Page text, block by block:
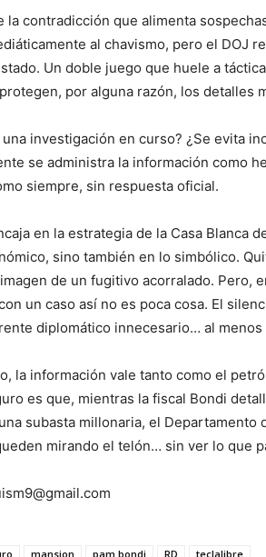
la contradicción que alimenta
al chavismo, pero el DOJ
Un doble juego que huele a
por alguna razón, los detalles
investigación en curso? ¿Se evita
se administra la información como
siempre, sin respuesta oficial.
en la estrategia de la Casa Blanca
sino también en lo simbólico.
de un fugitivo acorralado. Pero,
un caso así no es poca cosa. El
diplomático innecesario… al menos
la información vale tanto como el
es que, mientras la fiscal Bondi
subasta millonaria, el
mirando el telón… sin ver lo que
mansion pam bondi RD teclalibre